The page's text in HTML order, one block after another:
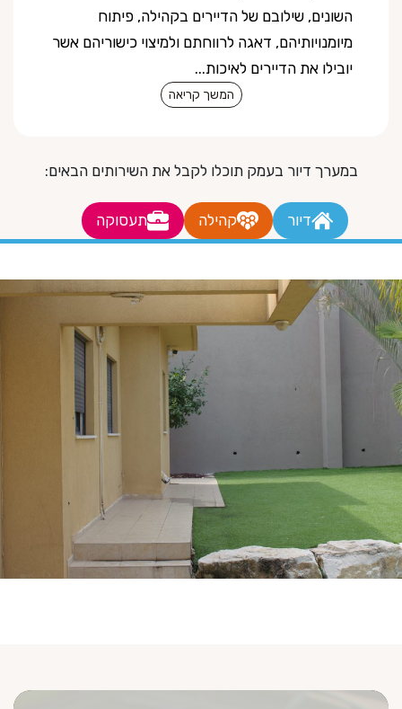
השונים, שילובם של הדיירים בקהילה, פיתוח
מיומנויותיהם, דאגה לרווחתם ולמיצוי כישוריהם אשר
יובילו את הדיירים לאיכות...
המשך קריאה
במערך דיור בעמק תוכלו לקבל את השירותים הבאים:
דיור קהילה תעסוקה